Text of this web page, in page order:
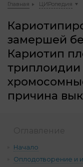
Главная ЦИРопедия
замершей
Кариотип
триплоидии
причина
Оглавление
Начало
Оплодотворение и